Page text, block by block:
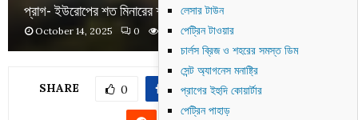
প্রাগ- ইউরোপের শত মিনারের শহর
October 14, 2025 0 631
SHARE 0
লেসার টাউন
পেট্রিন টাওয়ার
চার্লস ব্রিজ ও শহরের সমস্ত ডিম
সেন্ট অ্যাগনেস মনাষ্ট্রি
প্রাগের ইহুদি কোয়ার্টার
পেট্রিন পাহাড়